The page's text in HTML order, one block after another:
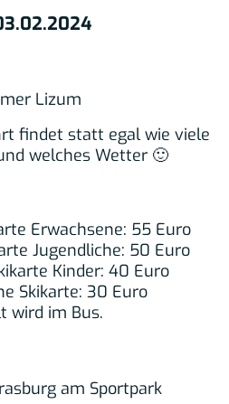
Lizum
findet statt egal wie viele
welches Wetter 🙂
Erwachsene: 55 Euro
Jugendliche: 50 Euro
Kinder: 40 Euro
Skikarte: 30 Euro
wird im Bus.
am Sportpark